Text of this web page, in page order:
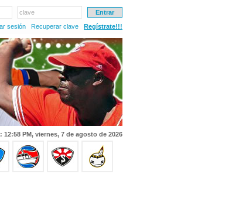
clave
sesión
Recuperar clave Regístrate!!!
12:58 PM, viernes, 7 de agosto de 2026